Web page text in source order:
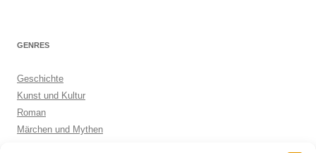
GENRES
Geschichte
Kunst und Kultur
Roman
Märchen und Mythen